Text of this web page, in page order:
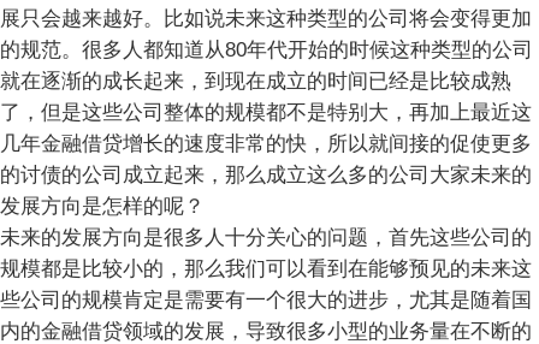
展只会越来越好。比如说未来这种类型的公司将会变得更加
的规范。很多人都知道从80年代开始的时候这种类型的公司
就在逐渐的成长起来，到现在成立的时间已经是比较成熟
了，但是这些公司整体的规模都不是特别大，再加上最近这
几年金融借贷增长的速度非常的快，所以就间接的促使更多
的讨债的公司成立起来，那么成立这么多的公司大家未来的
发展方向是怎样的呢？
未来的发展方向是很多人十分关心的问题，首先这些公司的
规模都是比较小的，那么我们可以看到在能够预见的未来这
些公司的规模肯定是需要有一个很大的进步，尤其是随着国
内的金融借贷领域的发展，导致很多小型的业务量在不断的